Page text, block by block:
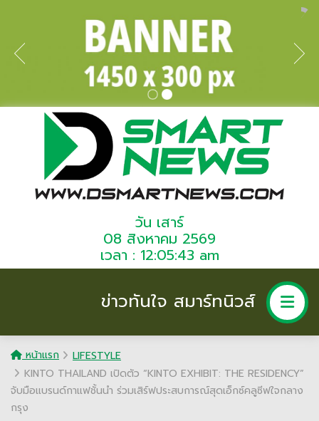
วัน เสาร์
08 สิงหาคม 2569
เวลา : 12:05:43 am
ข่าวทันใจ สมาร์ทนิวส์
หน้าแรก
LIFESTYLE
KINTO THAILAND เปิดตัว “KINTO EXHIBIT: THE RESIDENCY”
จับมือแบรนด์กาแฟชั้นนำ ร่วมเสิร์ฟประสบการณ์สุดเอ็กซ์คลูซีฟใจกลาง
กรุง